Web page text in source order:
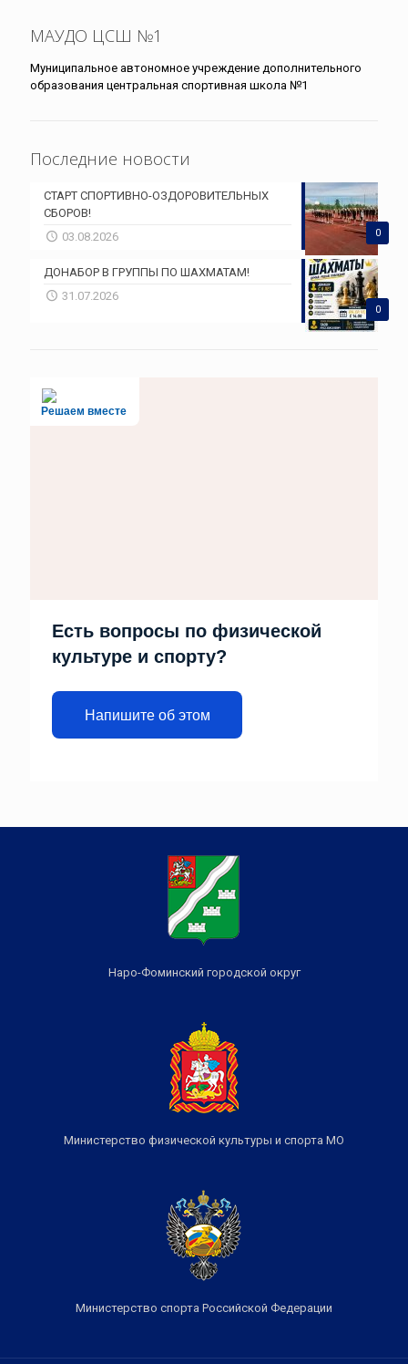
МАУДО ЦСШ №1
Муниципальное автономное учреждение дополнительного
образования центральная спортивная школа №1
Последние новости
0
СТАРТ СПОРТИВНО-ОЗДОРОВИТЕЛЬНЫХ
СБОРОВ!
03.08.2026
0
ДОНАБОР В ГРУППЫ ПО ШАХМАТАМ!
31.07.2026
Решаем вместе
Есть вопросы по физической
культуре и спорту?
Напишите об этом
Наро-Фоминский городской округ
Министерство физической культуры и спорта МО
Министерство спорта Российской Федерации